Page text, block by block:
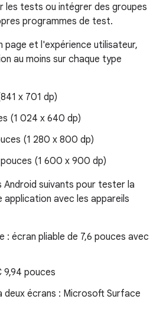
les tests ou intégrer des groupes
programmes de test.
page et l'expérience utilisateur,
au moins sur chaque type
x 701 dp)
(1 024 x 640 dp)
(1 280 x 800 dp)
(1 600 x 900 dp)
Android suivants pour tester la
avec les appareils
: écran pliable de 7,6 pouces avec
9,94 pouces
deux écrans : Microsoft Surface